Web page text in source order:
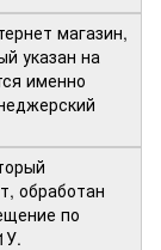
магазин,
указан на
именно
обработан
по